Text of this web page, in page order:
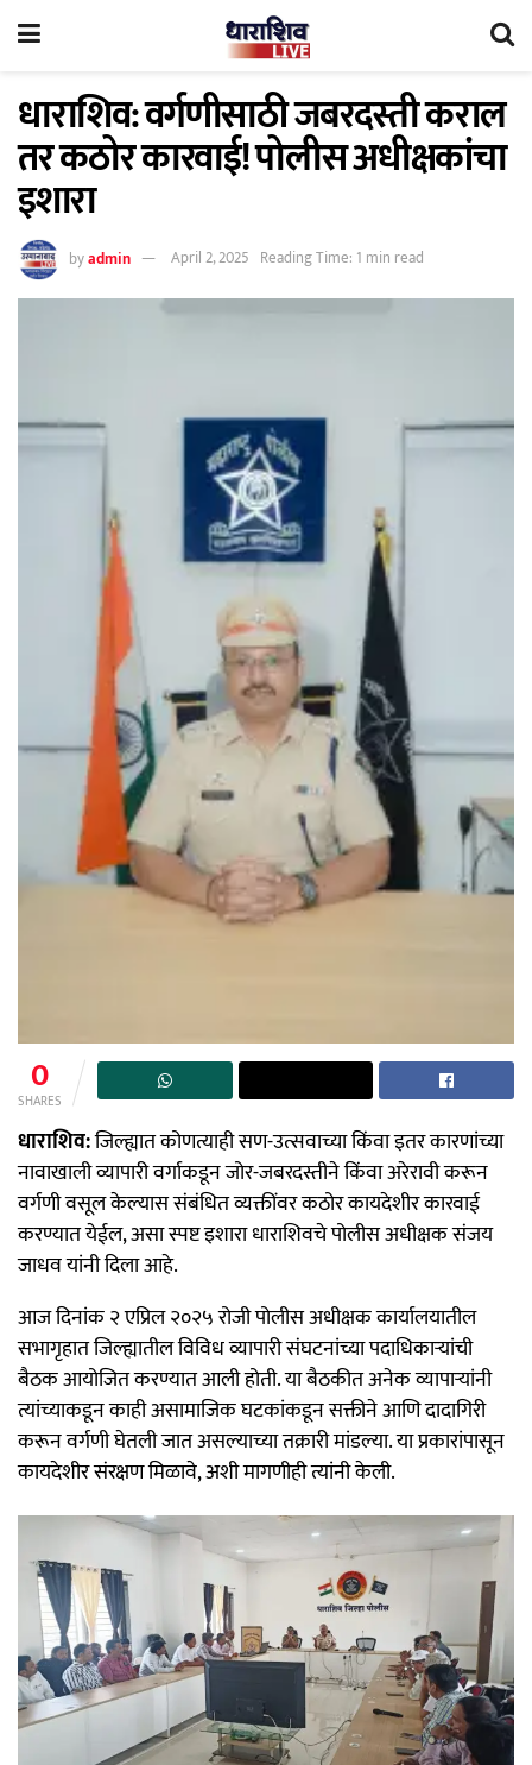
धाराशिव: वर्गणीसाठी जबरदस्ती कराल
तर कठोर कारवाई! पोलीस अधीक्षकांचा
इशारा
byadmin April 2, 2025 Reading Time: 1 min read
0
SHARES
धाराशिव:जिल्ह्यात कोणत्याही सण-उत्सवाच्या किंवा इतर कारणांच्या
नावाखाली व्यापारी वर्गाकडून जोर-जबरदस्तीने किंवा अरेरावी करून
वर्गणी वसूल केल्यास संबंधित व्यक्तींवर कठोर कायदेशीर कारवाई
करण्यात येईल, असा स्पष्ट इशारा धाराशिवचे पोलीस अधीक्षक संजय
जाधव यांनी दिला आहे.
आज दिनांक २ एप्रिल २०२५ रोजी पोलीस अधीक्षक कार्यालयातील
सभागृहात जिल्ह्यातील विविध व्यापारी संघटनांच्या पदाधिकाऱ्यांची
बैठक आयोजित करण्यात आली होती. या बैठकीत अनेक व्यापाऱ्यांनी
त्यांच्याकडून काही असामाजिक घटकांकडून सक्तीने आणि दादागिरी
करून वर्गणी घेतली जात असल्याच्या तक्रारी मांडल्या. या प्रकारांपासून
कायदेशीर संरक्षण मिळावे, अशी मागणीही त्यांनी केली.